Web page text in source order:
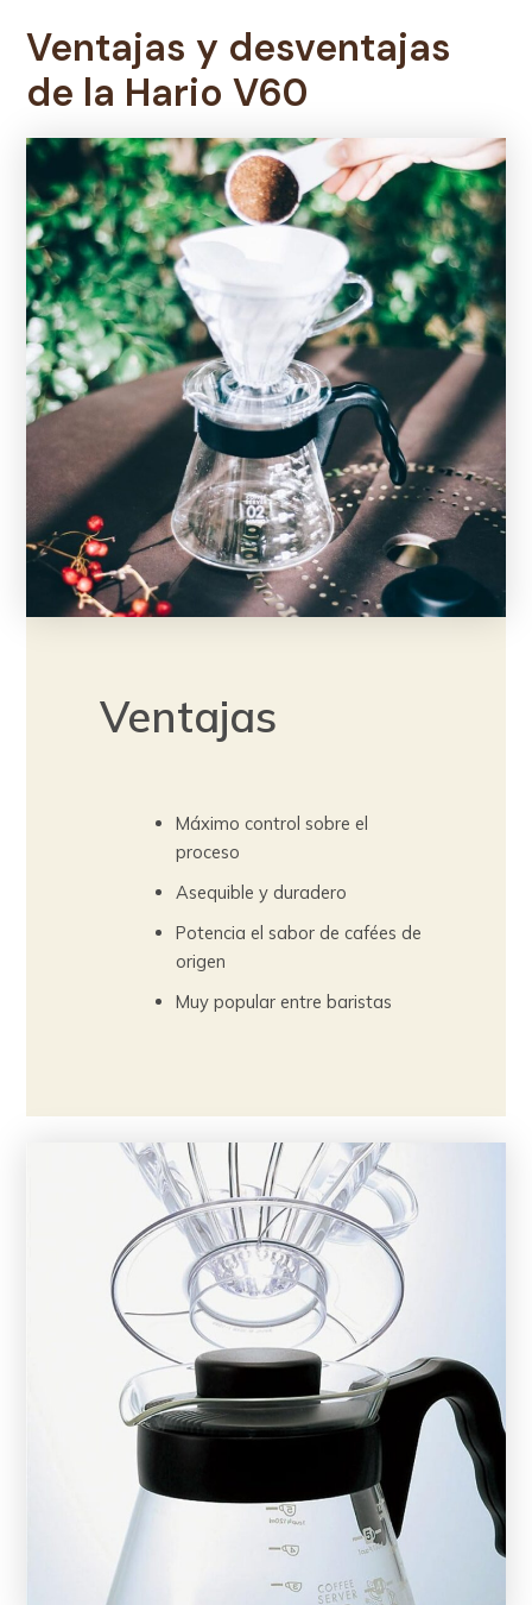
Ventajas y desventajas
de la Hario V60
Ventajas
Máximo control sobre el
proceso
Asequible y duradero
Potencia el sabor de cafées de
origen
Muy popular entre baristas